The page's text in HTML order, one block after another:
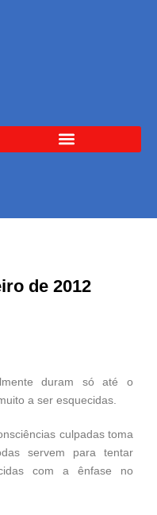
de 2012
duram só até o
a ser esquecidas.
culpadas toma
servem para tentar
com a ênfase no